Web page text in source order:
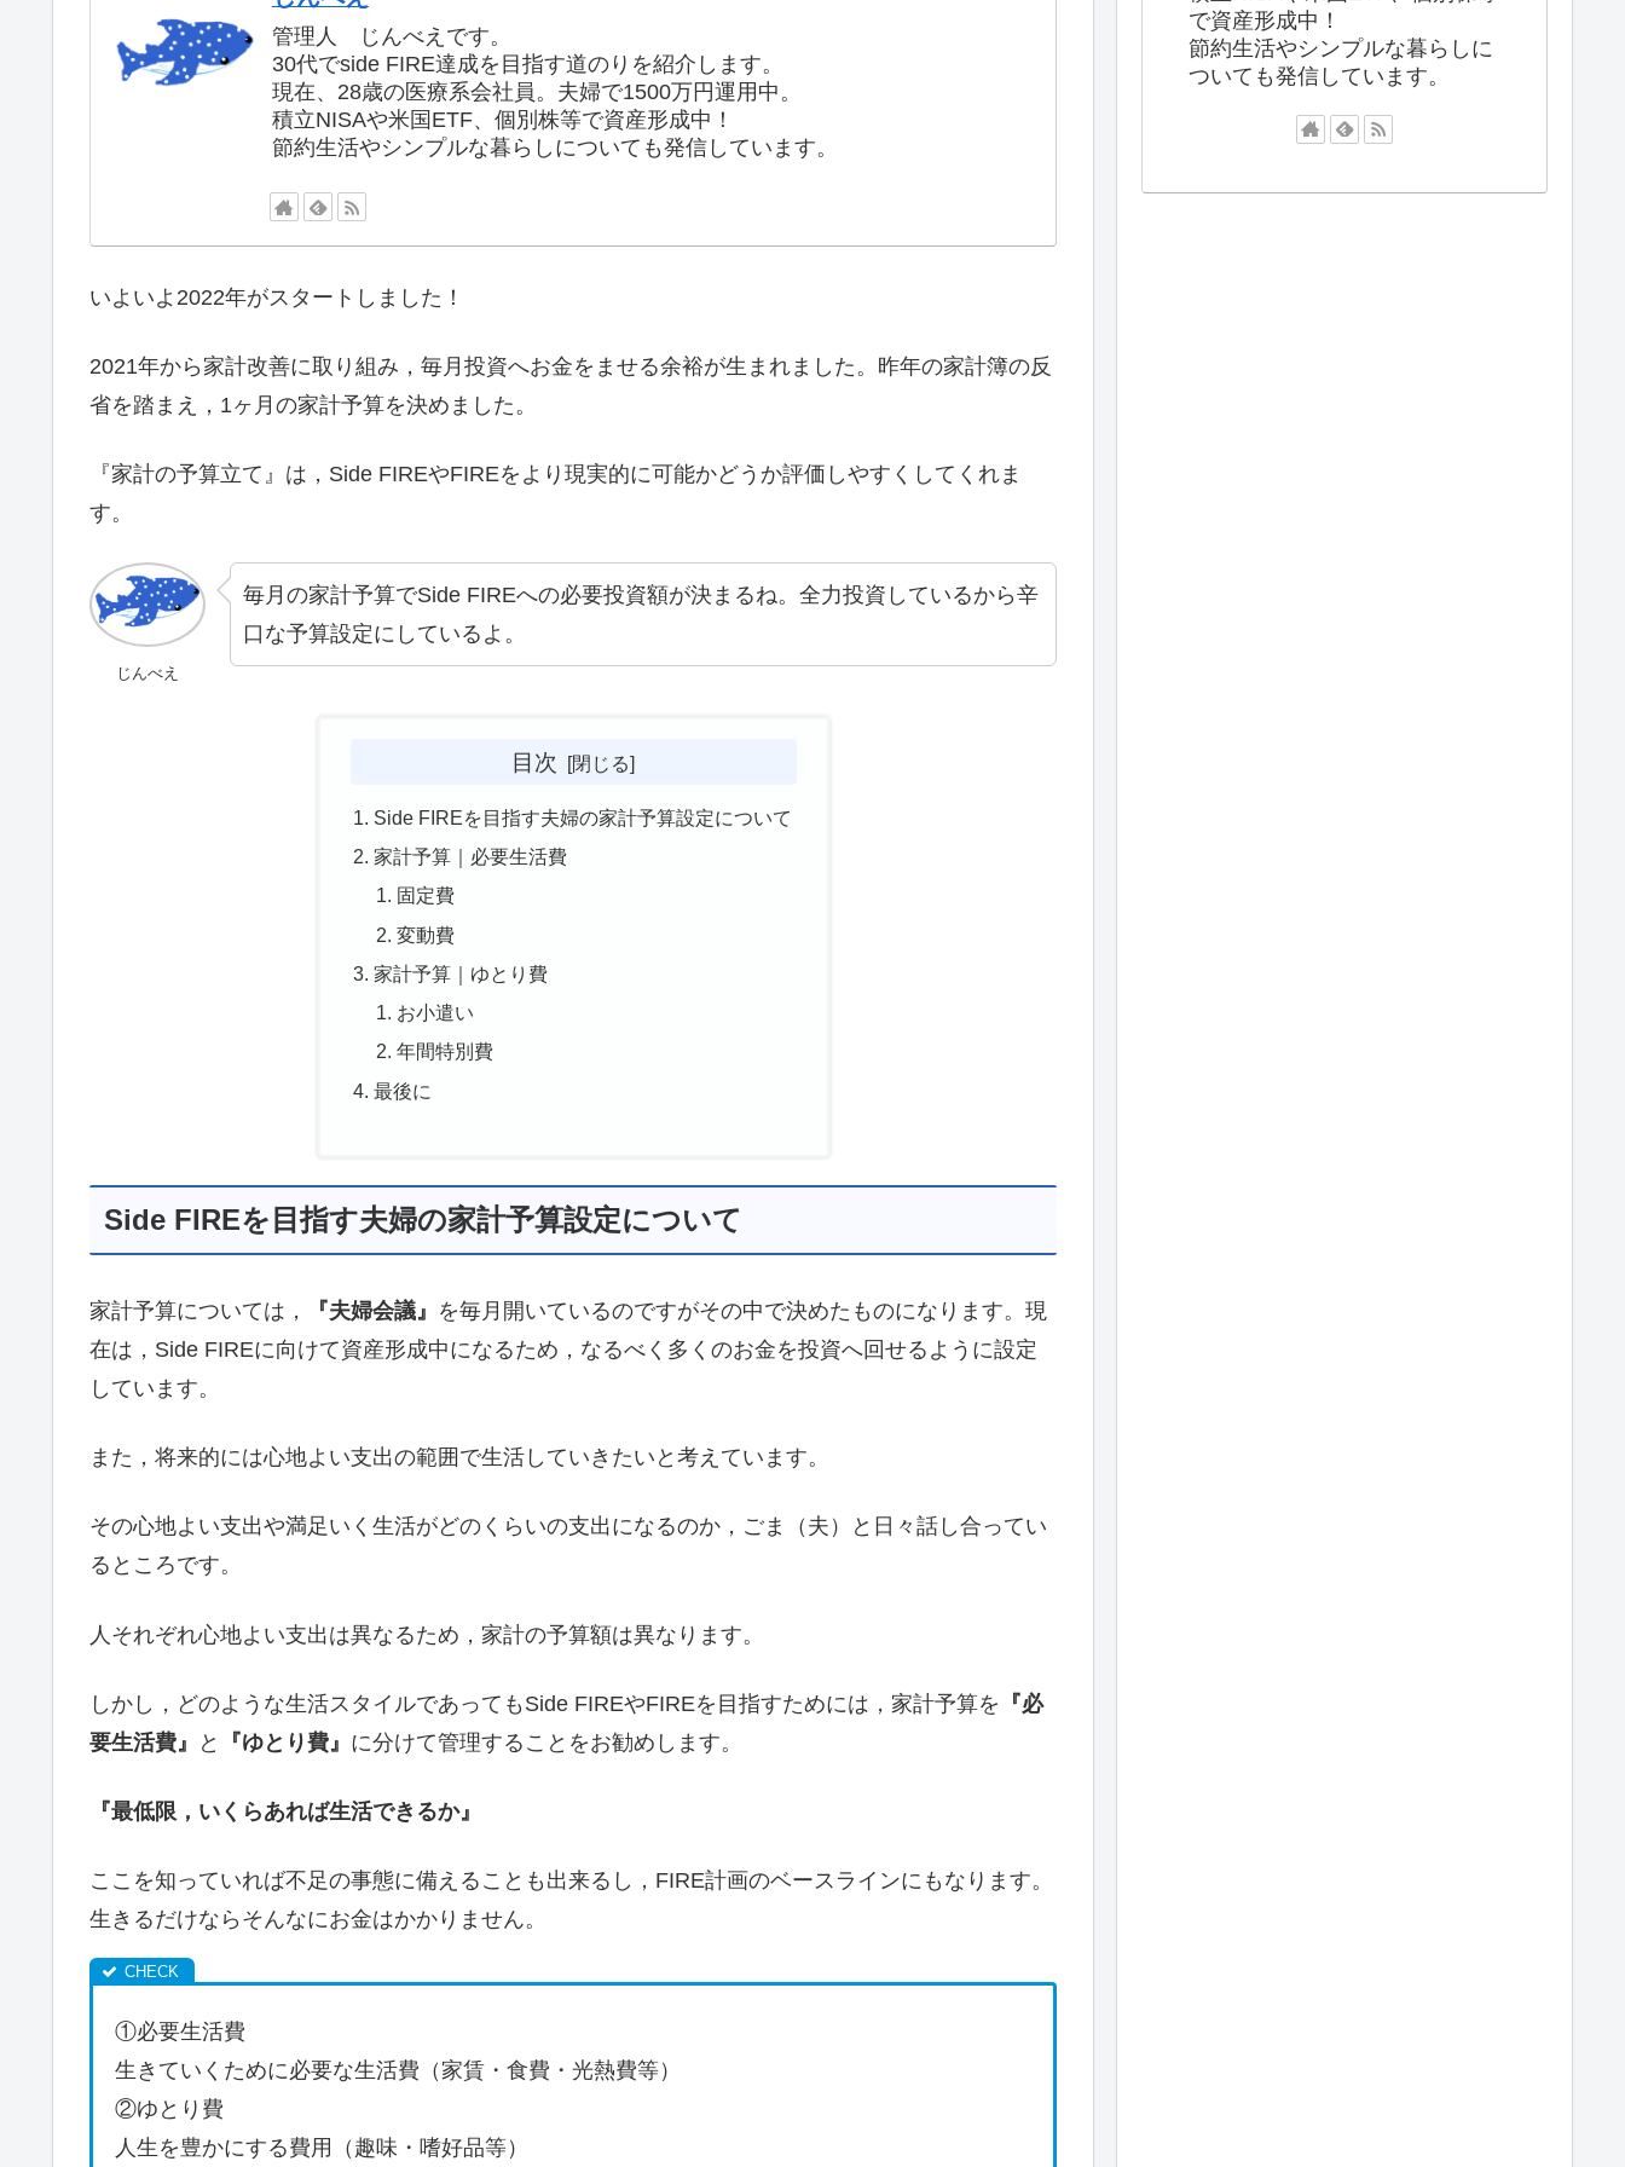
管理人 じんべえです。
30代でside FIRE達成を目指す道のりを紹介します。
現在、28歳の医療系会社員。夫婦で1500万円運用中。
積立NISAや米国ETF、個別株等で資産形成中！
節約生活やシンプルな暮らしについても発信しています。
いよいよ2022年がスタートしました！
2021年から家計改善に取り組み，毎月投資へお金をませる余裕が生まれました。昨年の家計簿の反
省を踏まえ，1ヶ月の家計予算を決めました。
『家計の予算立て』は，Side FIREやFIREをより現実的に可能かどうか評価しやすくしてくれま
す。
じんべえ
毎月の家計予算でSide FIREへの必要投資額が決まるね。全力投資しているから辛
口な予算設定にしているよ。
目次
Side FIREを目指す夫婦の家計予算設定について
家計予算｜必要生活費
固定費
変動費
家計予算｜ゆとり費
お小遣い
年間特別費
最後に
Side FIREを目指す夫婦の家計予算設定について
家計予算については， 『夫婦会議』 を毎月開いているのですがその中で決めたものになります。現
在は，Side FIREに向けて資産形成中になるため，なるべく多くのお金を投資へ回せるように設定
しています。
また，将来的には心地よい支出の範囲で生活していきたいと考えています。
その心地よい支出や満足いく生活がどのくらいの支出になるのか，ごま（夫）と日々話し合ってい
るところです。
人それぞれ心地よい支出は異なるため，家計の予算額は異なります。
しかし，どのような生活スタイルであってもSide FIREやFIREを目指すためには，家計予算を 『必
要生活費』
と 『ゆとり費』 に分けて管理することをお勧めします。
『最低限，いくらあれば生活できるか』
ここを知っていれば不足の事態に備えることも出来るし，FIRE計画のベースラインにもなります。
生きるだけならそんなにお金はかかりません。
①必要生活費
生きていくために必要な生活費（家賃・食費・光熱費等）
②ゆとり費
人生を豊かにする費用（趣味・嗜好品等）
で資産形成中！
節約生活やシンプルな暮らしに
ついても発信しています。